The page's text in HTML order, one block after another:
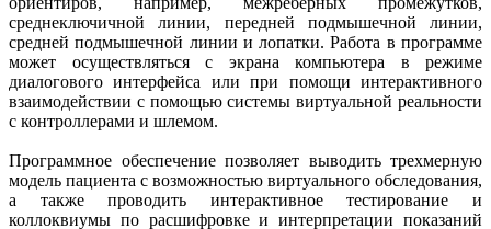
среднеключичной линии, передней подмышечной линии,
средней подмышечной линии и лопатки. Работа в программе
может осуществляться с экрана компьютера в режиме
диалогового интерфейса или при помощи интерактивного
взаимодействии с помощью системы виртуальной реальности
с контроллерами и шлемом.
Программное обеспечение позволяет выводить трехмерную
модель пациента с возможностью виртуального обследования,
а также проводить интерактивное тестирование и
коллоквиумы по расшифровке и интерпретации показаний